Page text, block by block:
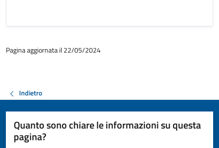
Pagina aggiornata il 22/05/2024
Indietro
Quanto sono chiare le informazioni su questa
pagina?